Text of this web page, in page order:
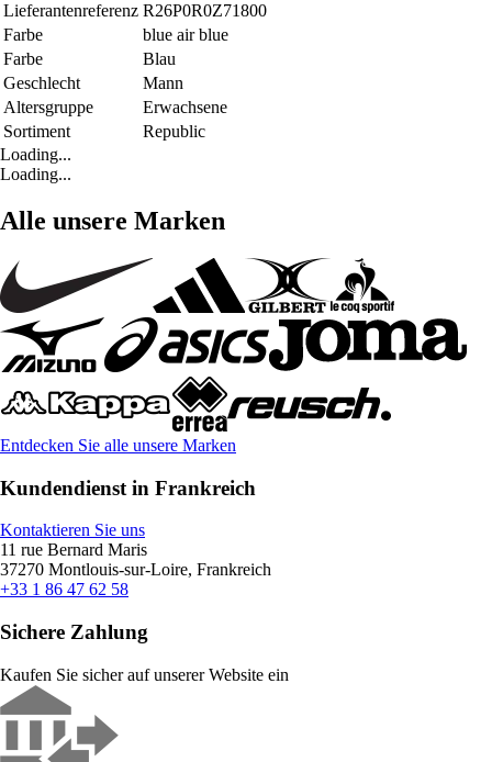
Lieferantenreferenz R26P0R0Z71800
Farbe
blue air blue
Farbe
Blau
Geschlecht
Mann
Altersgruppe
Erwachsene
Sortiment
Republic
Loading...
Loading...
Alle unsere Marken
Entdecken Sie alle unsere Marken
Kundendienst in Frankreich
Kontaktieren Sie uns
11 rue Bernard Maris
37270 Montlouis-sur-Loire, Frankreich
+33 1 86 47 62 58
Sichere Zahlung
Kaufen Sie sicher auf unserer Website ein